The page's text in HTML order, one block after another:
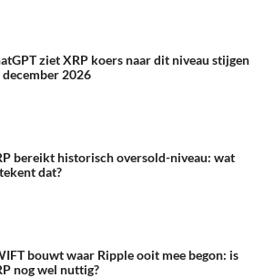
ziet XRP koers naar dit niveau stijgen
december 2026
bereikt historisch oversold-niveau: wat
dat?
bouwt waar Ripple ooit mee begon: is
nog wel nuttig?